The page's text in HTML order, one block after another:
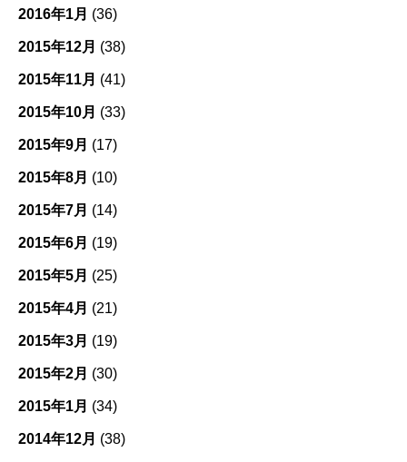
2016年1月 (36)
2015年12月 (38)
2015年11月 (41)
2015年10月 (33)
2015年9月 (17)
2015年8月 (10)
2015年7月 (14)
2015年6月 (19)
2015年5月 (25)
2015年4月 (21)
2015年3月 (19)
2015年2月 (30)
2015年1月 (34)
2014年12月 (38)